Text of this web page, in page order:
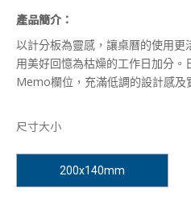
產品簡介：
以計分板為靈感，讓桌曆的使用更
用美好回憶為枯燥的工作日加分
Memo欄位，充滿低調的設計感及
尺寸大小
200x140mm